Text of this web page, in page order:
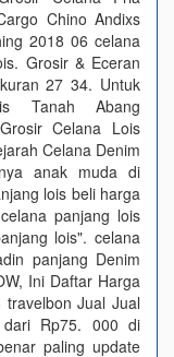
Chino Andixs
2018 06 celana
Grosir & Eceran
27 34. Untuk
Tanah Abang
Celana Lois
Celana Denim
anak muda di
lois beli harga
panjang lois
lois". celana
panjang Denim
Ini Daftar Harga
Jual Jual
Rp75. 000 di
paling update